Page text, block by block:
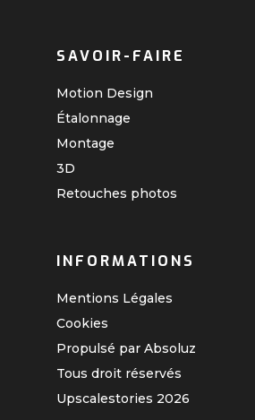
SAVOIR-FAIRE
Motion Design
Étalonnage
Montage
3D
Retouches photos
INFORMATIONS
Mentions Légales
Cookies
Propulsé par Absoluz
Tous droit réservés
Upscalestories 2026